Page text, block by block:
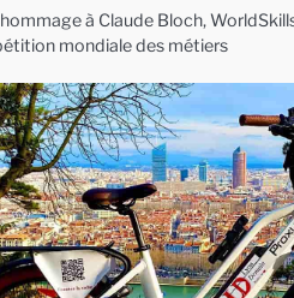
à Claude Bloch,
mondiale des métiers